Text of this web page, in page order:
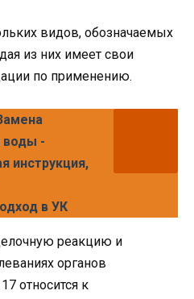
видов, обозначаемых
из них имеет свои
по применению.
воды -
инструкция,
в УК
реакцию и
органов
относится к